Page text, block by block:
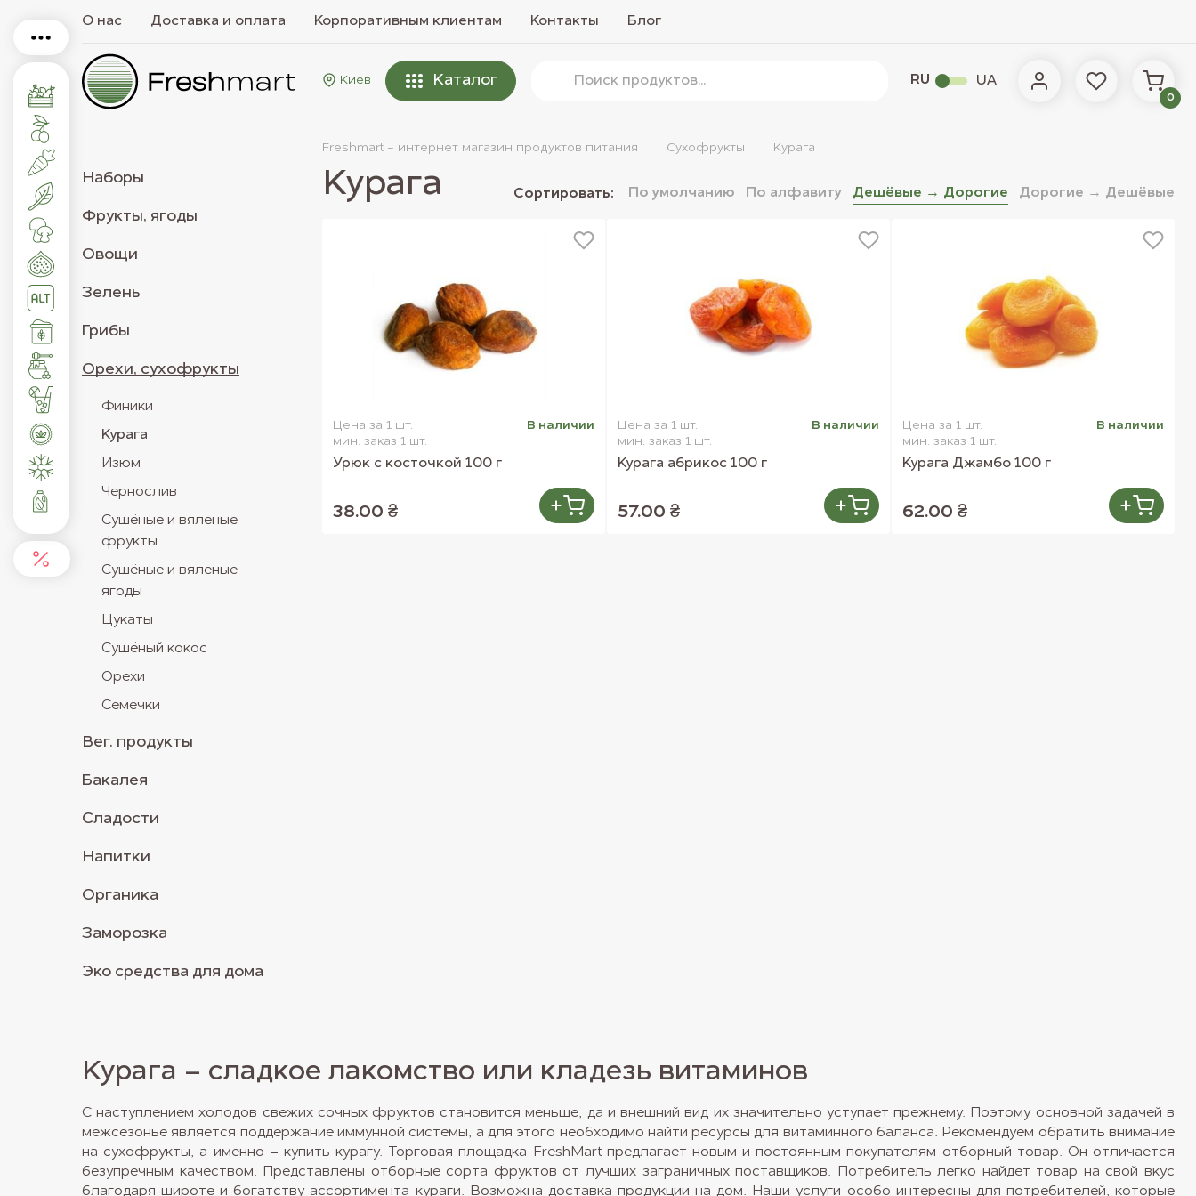
О нас Доставка и оплата Корпоративным клиентам Контакты Блог
Киев Каталог RU UA
0
Freshmart - интернет магазин продуктов питания Сухофрукты Курага
Наборы
Фрукты, ягоды
Овощи
Зелень
Грибы
Орехи, сухофрукты
Финики
Курага
Изюм
Чернослив
Сушёные и вяленые
фрукты
Сушёные и вяленые
ягоды
Цукаты
Сушёный кокос
Орехи
Семечки
Вег. продукты
Бакалея
Сладости
Напитки
Органика
Заморозка
Эко средства для дома
Курага Сортировать: По умолчанию По алфавиту Дешёвые → Дорогие Дорогие → Дешёвые
Цена за 1 шт.
мин. заказ 1 шт.
В наличии
Урюк с косточкой 100 г
38.00 ₴
Цена за 1 шт.
мин. заказ 1 шт.
В наличии
Курага абрикос 100 г
57.00 ₴
Цена за 1 шт.
мин. заказ 1 шт.
В наличии
Курага Джамбо 100 г
62.00 ₴
Курага – сладкое лакомство или кладезь витаминов
С наступлением холодов свежих сочных фруктов становится меньше, да и внешний вид их значительно уступает прежнему. Поэтому основной задачей в
межсезонье является поддержание иммунной системы, а для этого необходимо найти ресурсы для витаминного баланса. Рекомендуем обратить внимание
на сухофрукты, а именно – купить курагу. Торговая площадка FreshMart предлагает новым и постоянным покупателям отборный товар. Он отличается
безупречным качеством. Представлены отборные сорта фруктов от лучших заграничных поставщиков. Потребитель легко найдет товар на свой вкус
благодаря широте и богатству ассортимента кураги. Возможна доставка продукции на дом. Наши услуги особо интересны для потребителей, которые